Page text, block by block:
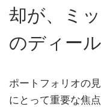
却が、ミ
のディー
ポートフォリオの
にとって重要な焦